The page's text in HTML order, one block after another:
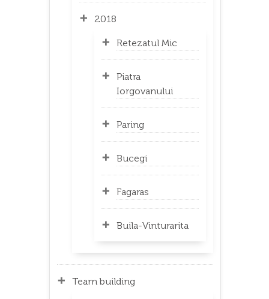
2018
Retezatul Mic
Piatra
Iorgovanului
Paring
Bucegi
Fagaras
Buila-Vinturarita
Team building